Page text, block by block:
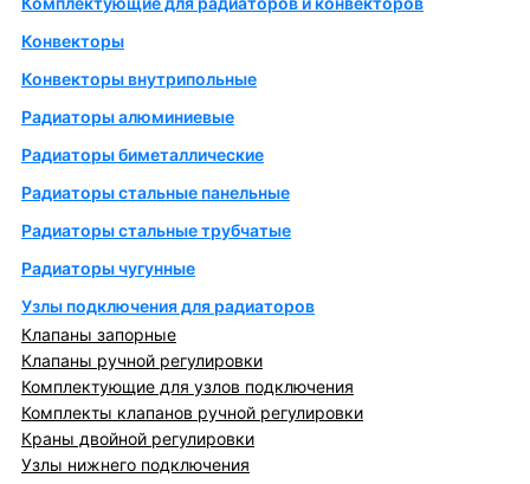
Конвекторы
Конвекторы внутрипольные
Радиаторы алюминиевые
Радиаторы биметаллические
Радиаторы стальные панельные
Радиаторы стальные трубчатые
Радиаторы чугунные
Узлы подключения для радиаторов
Клапаны запорные
Клапаны ручной регулировки
Комплектующие для узлов подключения
Комплекты клапанов ручной регулировки
Краны двойной регулировки
Узлы нижнего подключения